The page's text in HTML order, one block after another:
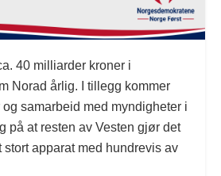
40 milliarder kroner i
Norad årlig. I tillegg kommer
samarbeid med myndigheter i
på at resten av Vesten gjør det
stort apparat med hundrevis av